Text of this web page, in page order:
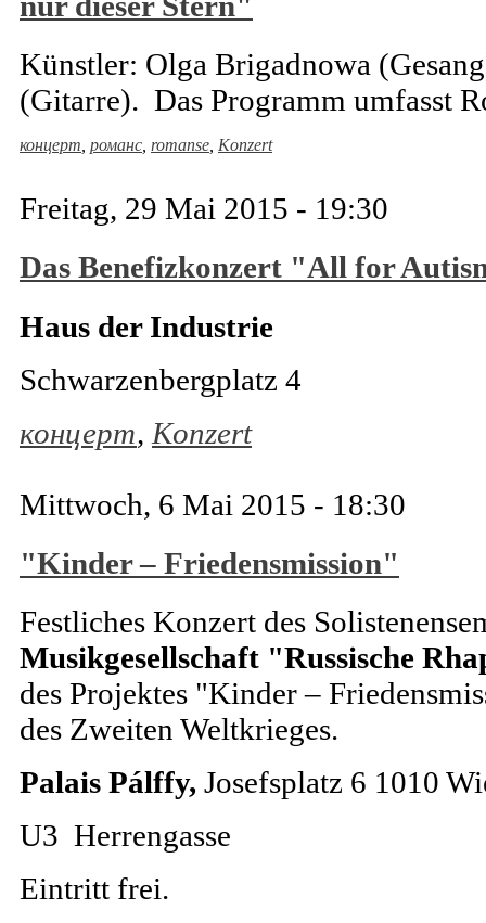
Künstler: Olga Brigadnowa
(Gitarre). Das Programm umfasst
концерт романс romanse Konzert
Freitag, 29 Mai 2015 - 19:30
Das Benefizkonzert "All for
Haus der Industrie
Schwarzenbergplatz 4
концерт, Konzert
Mittwoch, 6 Mai 2015 - 18:30
"Kinder – Friedensmission"
Festliches Konzert des
Musikgesellschaft "Russische
des Projektes "Kinder –
des Zweiten Weltkrieges.
Palais Pálffy, Josefsplatz 6 1010
U3 Herrengasse‎
Eintritt frei.